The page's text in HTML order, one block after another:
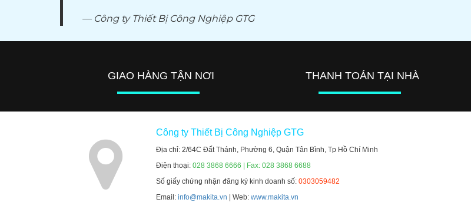
Công ty Thiết Bị Công Nghiệp GTG
GIAO HÀNG TẬN NƠI THANH TOÁN TẠI NHÀ
Công ty Thiết Bị Công Nghiệp GTG
Địa chỉ: 2/64C Đất Thánh, Phường 6, Quận Tân Bình, Tp Hồ Chí Minh
Điện thoại:028 3868 6666 | Fax: 028 3868 6688
Số giấy chứng nhận đăng ký kinh doanh số:0303059482
Email:info@makita.vn | Web:www.makita.vn